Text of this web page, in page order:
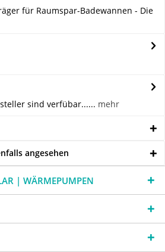
für Raumspar-Badewannen - Die
sind verfübar...... mehr
angesehen
| WÄRMEPUMPEN